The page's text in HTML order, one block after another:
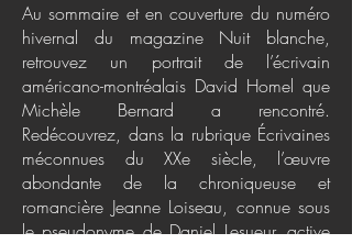
Au sommaire et en couverture du numéro
hivernal du magazine Nuit blanche,
retrouvez un portrait de l’écrivain
américano-montréalais David Homel que
Michèle Bernard a rencontré.
Redécouvrez, dans la rubrique Écrivaines
méconnues du XXe siècle, l’œuvre
abondante de la chroniqueuse et
romancière Jeanne Loiseau, connue sous
le pseudonyme de Daniel Lesueur, active